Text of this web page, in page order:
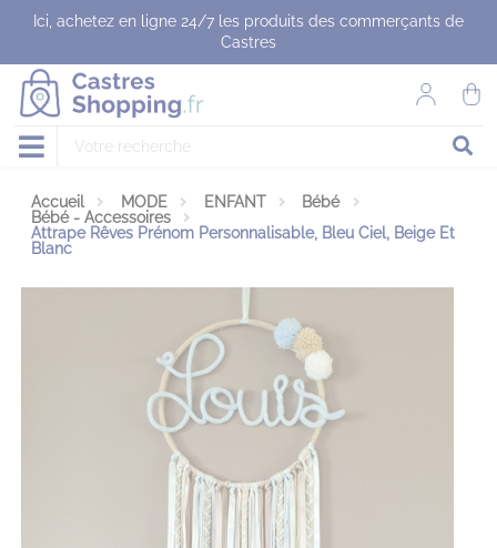
Ici, achetez en ligne 24/7 les produits des commerçants de
Castres
Accueil MODE ENFANT
Bébé
Bébé - Accessoires
Attrape Rêves Prénom Personnalisable, Bleu Ciel, Beige Et
Blanc
Panneau de gestion des cookies